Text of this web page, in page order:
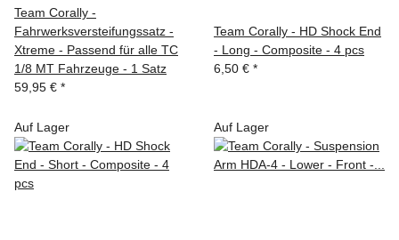
Team Corally -
Fahrwerksversteifungssatz -
Xtreme - Passend für alle TC
1/8 MT Fahrzeuge - 1 Satz
59,95 € *
Team Corally - HD Shock End
- Long - Composite - 4 pcs
6,50 € *
Auf Lager Auf Lager